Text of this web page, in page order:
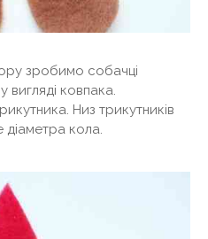
зробимо собачці
вигляді ковпака.
Низ трикутників
кола.